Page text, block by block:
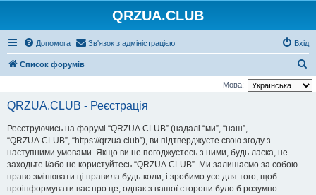
QRZUA.CLUB
Допомога Зв'язок з адміністрацією Вхід
Список форумів
о
Мова:
QRZUA.CLUB - Реєстрація
Реєструючись на форумі “QRZUA.CLUB” (надалі “ми”, “наш”,
“QRZUA.CLUB”, “https://qrzua.club”), ви підтверджуєте свою згоду з
наступними умовами. Якщо ви не погоджуєтесь з ними, будь ласка, не
заходьте і/або не користуйтесь “QRZUA.CLUB”. Ми залишаємо за собою
право змінювати ці правила будь-коли, і зробимо усе для того, щоб
проінформувати вас про це, однак з вашої сторони було б розумно